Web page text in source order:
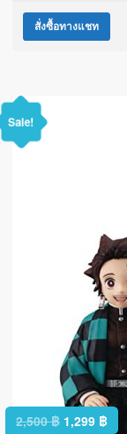
สั่งซื้อทางแชท
Sale!
2,500฿ 1,299 ฿